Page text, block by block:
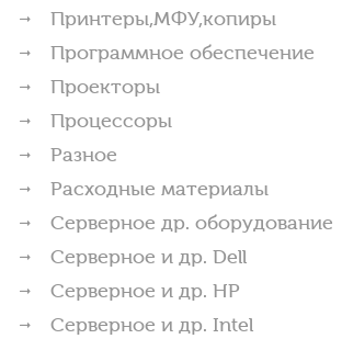
Принтеры,МФУ,копиры
Программное обеспечение
Проекторы
Процессоры
Разное
Расходные материалы
Серверное др. оборудование
Серверное и др. Dell
Серверное и др. HP
Серверное и др. Intel